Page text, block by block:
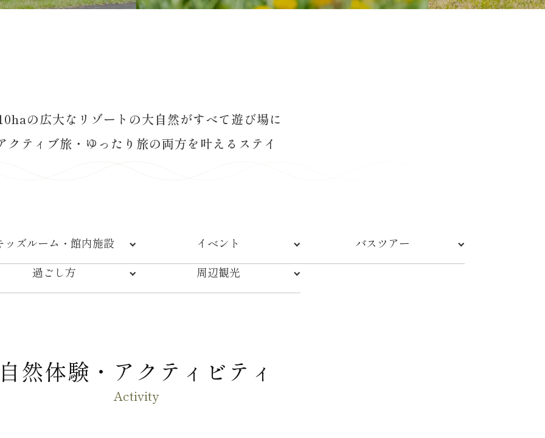
の広大なリゾートの大自然がすべて遊び場に
クティブ旅・ゆったり旅の両方を叶えるステイ
ッズルーム・ 館内施設 イベント
バスツアー
過ごし方
周辺観光
然体験・アクティビティ
Activity